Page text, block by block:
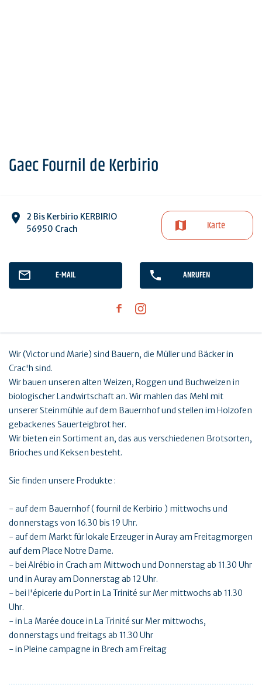
Gaec Fournil de Kerbirio
2 Bis Kerbirio KERBIRIO
56950 Crach
Karte
E-MAIL ANRUFEN
Wir (Victor und Marie) sind Bauern, die Müller und Bäcker in
Crac'h sind.
Wir bauen unseren alten Weizen, Roggen und Buchweizen in
biologischer Landwirtschaft an. Wir mahlen das Mehl mit
unserer Steinmühle auf dem Bauernhof und stellen im Holzofen
gebackenes Sauerteigbrot her.
Wir bieten ein Sortiment an, das aus verschiedenen Brotsorten,
Brioches und Keksen besteht.
Sie finden unsere Produkte :
- auf dem Bauernhof ( fournil de Kerbirio ) mittwochs und
donnerstags von 16.30 bis 19 Uhr.
- auf dem Markt für lokale Erzeuger in Auray am Freitagmorgen
auf dem Place Notre Dame.
- bei Alrébio in Crach am Mittwoch und Donnerstag ab 11.30 Uhr
und in Auray am Donnerstag ab 12 Uhr.
- bei l'épicerie du Port in La Trinité sur Mer mittwochs ab 11.30
Uhr.
- in La Marée douce in La Trinité sur Mer mittwochs,
donnerstags und freitags ab 11.30 Uhr
- in Pleine campagne in Brech am Freitag